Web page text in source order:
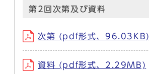
第2回次第及び資料
次第 (pdf形式、96.03KB)
資料 (pdf形式、2.29MB)